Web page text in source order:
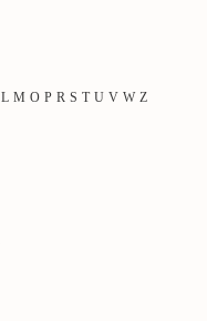
L M O P R S T U V W Z